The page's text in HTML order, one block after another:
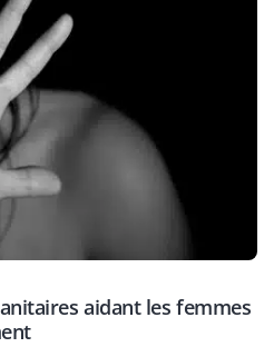
aidant les femmes